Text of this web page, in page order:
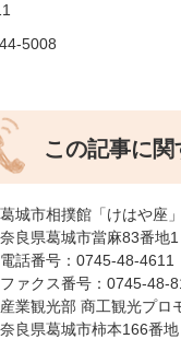
5008
この記事に
葛城市相撲館「けはや座
奈良県葛城市當麻83番地1
電話番号：0745-48-4611
ファクス番号：0745-48-
産業観光部 商工観光プロ
奈良県葛城市柿本166番地